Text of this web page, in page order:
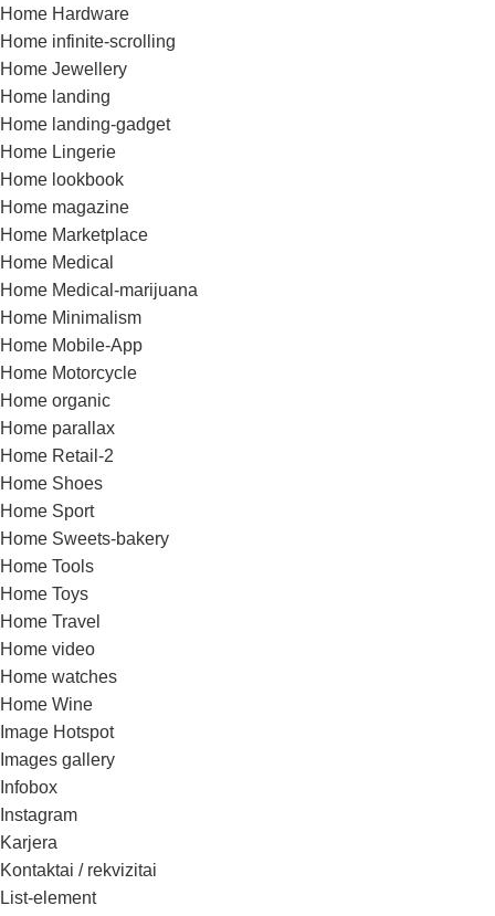
Home Hardware
Home infinite-scrolling
Home Jewellery
Home landing
Home landing-gadget
Home Lingerie
Home lookbook
Home magazine
Home Marketplace
Home Medical
Home Medical-marijuana
Home Minimalism
Home Mobile-App
Home Motorcycle
Home organic
Home parallax
Home Retail-2
Home Shoes
Home Sport
Home Sweets-bakery
Home Tools
Home Toys
Home Travel
Home video
Home watches
Home Wine
Image Hotspot
Images gallery
Infobox
Instagram
Karjera
Kontaktai / rekvizitai
List-element